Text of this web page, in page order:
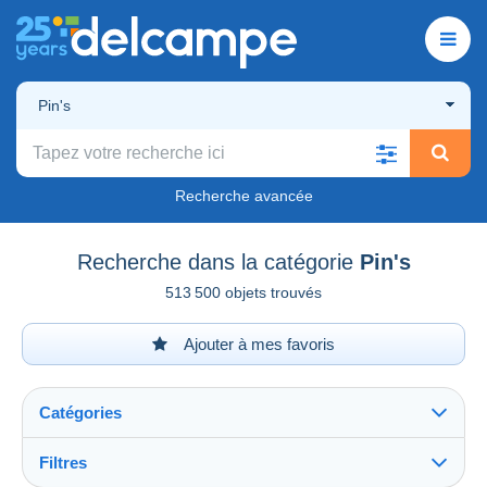
Pin's
Recherche avancée
Recherche dans la catégorie Pin's
513 500 objets trouvés
Ajouter à mes favoris
Catégories
Filtres